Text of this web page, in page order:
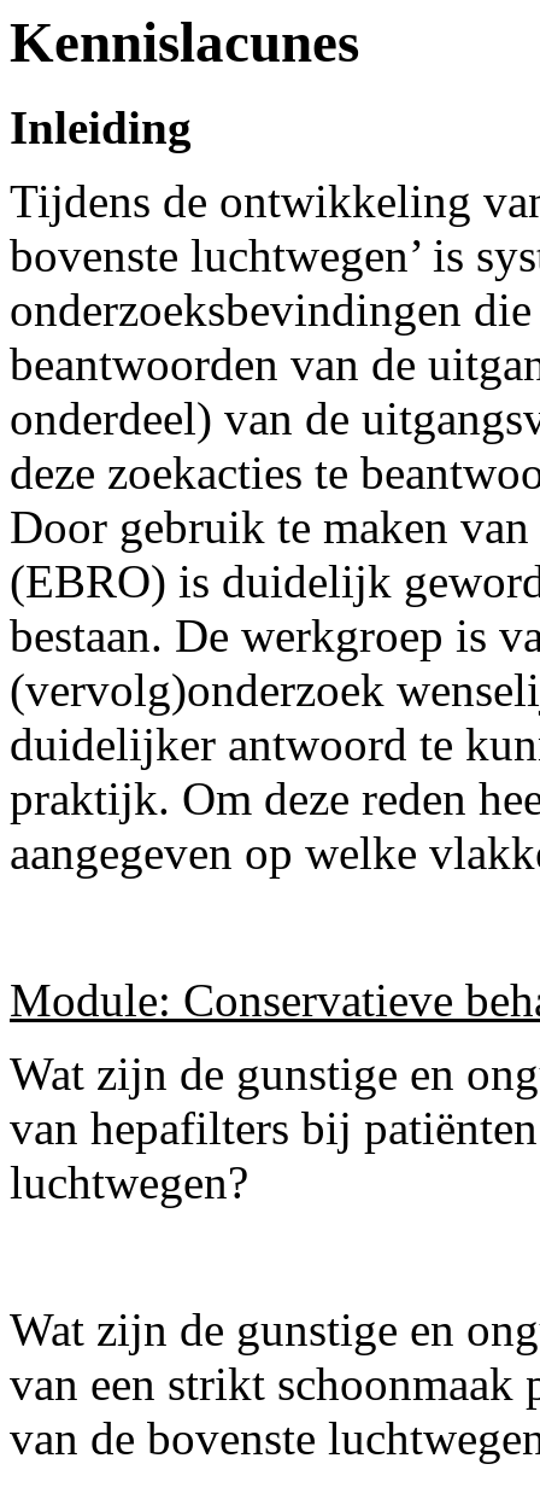
Kennislacunes
Inleiding
Tijdens de ontwikkeling
bovenste luchtwegen’ is
onderzoeksbevindingen
beantwoorden van de
onderdeel) van de
deze zoekacties te
Door gebruik te maken
(EBRO) is duidelijk
bestaan. De werkgroep is
(vervolg)onderzoek
duidelijker antwoord te
praktijk. Om deze reden
aangegeven op welke
Module: Conservatieve
Wat zijn de gunstige en
van hepafilters bij
luchtwegen?
Wat zijn de gunstige en
van een strikt
van de bovenste